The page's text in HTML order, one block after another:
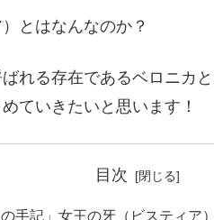
とはなんなのか？
れる存在であるベロニカ
ていきたいと思います！
目次
の手記」女王の牙（ビスティア